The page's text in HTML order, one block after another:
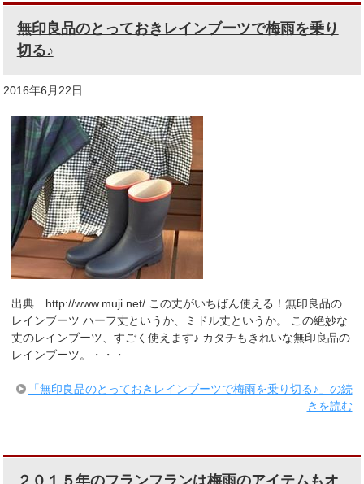
無印良品のとっておきレインブーツで梅雨を乗り
切る♪
2016年6月22日
出典 http://www.muji.net/ この丈がいちばん使える！無印良品の
レインブーツ ハーフ丈というか、ミドル丈というか。 この絶妙な
丈のレインブーツ、すごく使えます♪ カタチもきれいな無印良品の
レインブーツ。・・・
「無印良品のとっておきレインブーツで梅雨を乗り切る♪」の続
きを読む